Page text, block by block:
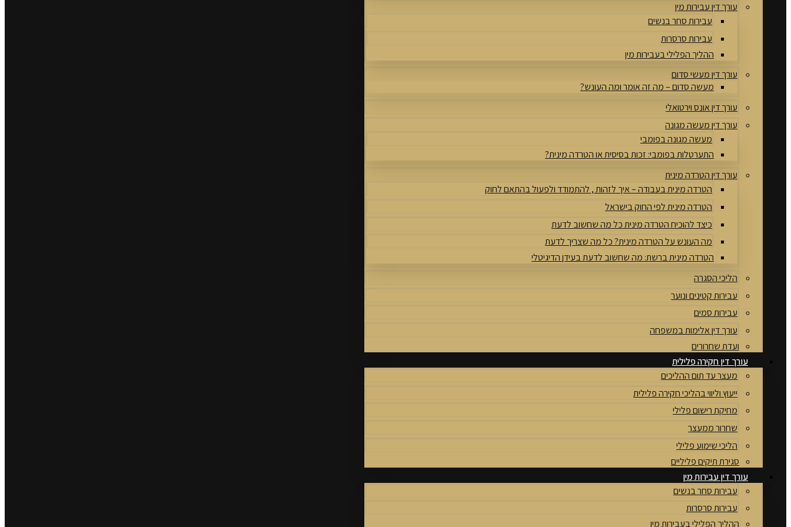
עורך דין עבירות מין
עבירות סחר בנשים
עבירות סרסרות
ההליך הפלילי בעבירות מין
עורך דין מעשי סדום
מעשה סדום – מה זה אומר ומה העונש?
עורך דין אונס וירטואלי
עורך דין מעשה מגונה
מעשה מגונה בפומבי
התערטלות בפומבי: זכות בסיסית או הטרדה מינית?
עורך דין הטרדה מינית
הטרדה מינית בעבודה – איך לזהות , להתמודד ולפעול בהתאם לחוק
הטרדה מינית לפי החוק בישראל
כיצד להוכיח הטרדה מינית כל מה שחשוב לדעת
מה העונש על הטרדה מינית? כל מה שצריך לדעת
הטרדה מינית ברשת: מה שחשוב לדעת בעידן הדיגיטלי
הליכי הסגרה
עבירות קטינים ונוער
עבירות סמים
עורך דין אלימות במשפחה
ועדת שחרורים
עורך דין חקירה פלילית
מעצר עד תום ההליכים
ייעוץ וליווי בהליכי חקירה פלילית
מחיקת רישום פלילי
שחרור ממעצר
הליכי שימוע פלילי
סגירת תיקים פליליים
עורך דין עבירות מין
עבירות סחר בנשים
עבירות סרסרות
ההליך הפלילי בעבירות מין